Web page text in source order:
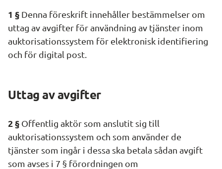
1 § Denna föreskrift innehåller bestämmelser om
uttag av avgifter för användning av tjänster inom
auktorisationssystem för elektronisk identifiering
och för digital post.
Uttag av avgifter
2 § Offentlig aktör som anslutit sig till
auktorisationssystem och som använder de
tjänster som ingår i dessa ska betala sådan avgift
som avses i 7 § förordningen om